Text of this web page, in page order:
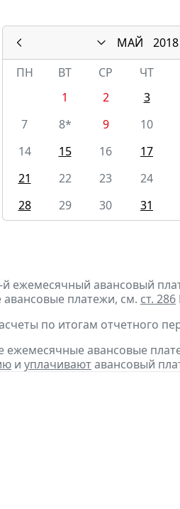
МАЙ
2018
ПН
ВТ СР ЧТ
1
2 3
7
8* 9 10
14
15 16 17
21
22 23 24
28
29 30 31
й ежемесячный авансовый
платежи, см. ст. 286
по итогам отчетного
авансовые
и уплачиваютавансовый